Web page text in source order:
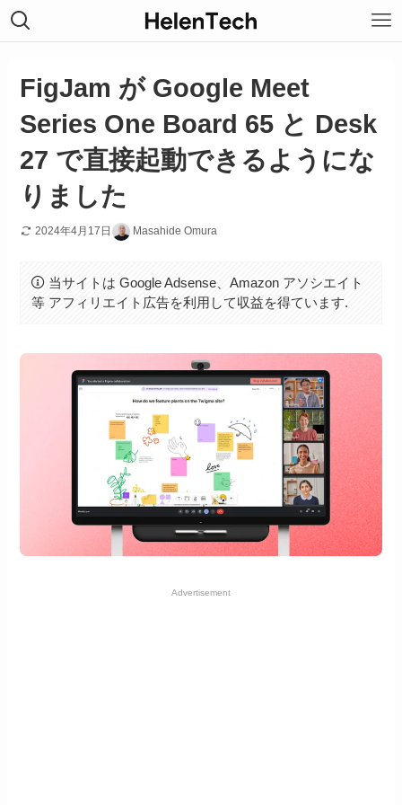
FigJam が Google Meet
Series One Board 65 と Desk
27 で直接起動できるようにな
りました
2024年4月17日 Masahide Omura
当サイトは Google Adsense、Amazon アソシエイト
等 アフィリエイト広告を利用して収益を得ています.
Advertisement